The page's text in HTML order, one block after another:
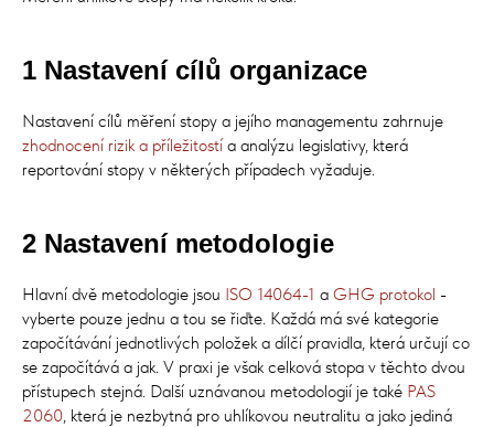
1 Nastavení cílů organizace
Nastavení cílů měření stopy a jejího managementu zahrnuje
zhodnocení rizik a příležitostí a analýzu legislativy, která
reportování stopy v některých případech vyžaduje.
2 Nastavení metodologie
Hlavní dvě metodologie jsou ISO 14064-1 a GHG protokol -
vyberte pouze jednu a tou se řiďte. Každá má své kategorie
započítávání jednotlivých položek a dílčí pravidla, která určují co
se započítává a jak. V praxi je však celková stopa v těchto dvou
přístupech stejná. Další uznávanou metodologií je také PAS
2060 , která je nezbytná pro uhlíkovou neutralitu a jako jediná